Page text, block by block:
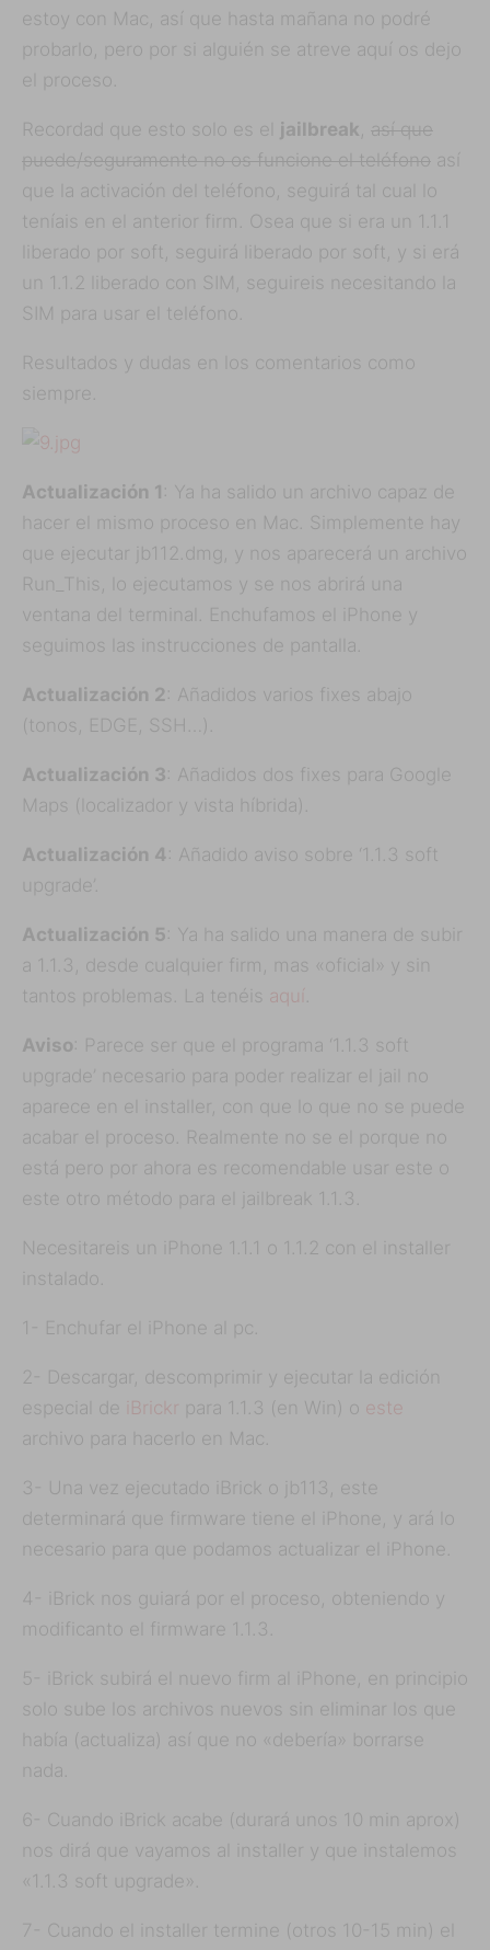
estoy con Mac, así que hasta mañana no podré
probarlo, pero por si alguién se atreve aquí os dejo
el proceso.
Recordad que esto solo es el jailbreak así que
puede/seguramente no os funcione el teléfono así
que la activación del teléfono, seguirá tal cual lo
teníais en el anterior firm. Osea que si era un 1.1.1
liberado por soft, seguirá liberado por soft, y si erá
un 1.1.2 liberado con SIM, seguireis necesitando la
SIM para usar el teléfono.
Resultados y dudas en los comentarios como
siempre.
Actualización 1 : Ya ha salido un archivo capaz de
hacer el mismo proceso en Mac. Simplemente hay
que ejecutar jb112.dmg, y nos aparecerá un archivo
Run_This, lo ejecutamos y se nos abrirá una
ventana del terminal. Enchufamos el iPhone y
seguimos las instrucciones de pantalla.
Actualización 2 : Añadidos varios fixes abajo
(tonos, EDGE, SSH…).
Actualización 3: Añadidos dos fixes para Google
Maps (localizador y vista híbrida).
Actualización 4 : Añadido aviso sobre ‘1.1.3 soft
upgrade’.
Actualización 5: Ya ha salido una manera de subir
a 1.1.3, desde cualquier firm, mas «oficial» y sin
tantos problemas. La tenéis aquí
Aviso: Parece ser que el programa ‘1.1.3 soft
upgrade’ necesario para poder realizar el jail no
aparece en el installer, con que lo que no se puede
acabar el proceso. Realmente no se el porque no
está pero por ahora es recomendable usar este o
este otro método para el jailbreak 1.1.3.
Necesitareis un iPhone 1.1.1 o 1.1.2 con el installer
instalado.
1- Enchufar el iPhone al pc.
2- Descargar, descomprimir y ejecutar la edición
especial de
iBrickr para 1.1.3 (en Win) o este
archivo para hacerlo en Mac.
3- Una vez ejecutado iBrick o jb113, este
determinará que firmware tiene el iPhone, y ará lo
necesario para que podamos actualizar el iPhone.
4- iBrick nos guiará por el proceso, obteniendo y
modificanto el firmware 1.1.3.
5- iBrick subirá el nuevo firm al iPhone, en principio
solo sube los archivos nuevos sin eliminar los que
había (actualiza) así que no «debería» borrarse
nada.
6- Cuando iBrick acabe (durará unos 10 min aprox)
nos dirá que vayamos al installer y que instalemos
«1.1.3 soft upgrade».
7- Cuando el installer termine (otros 10-15 min) el